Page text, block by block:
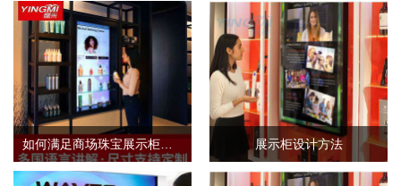
展示柜设计方法